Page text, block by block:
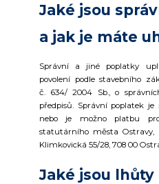
Jaké jsou
a jak je máte
Správní a jiné poplatky
povolení podle stavebního
č. 634/ 2004 Sb., o
předpisů. Správní poplatek
nebo je možno platbu
statutárního města Ostravy,
Klimkovická 55/28, 708 00
Jaké jsou